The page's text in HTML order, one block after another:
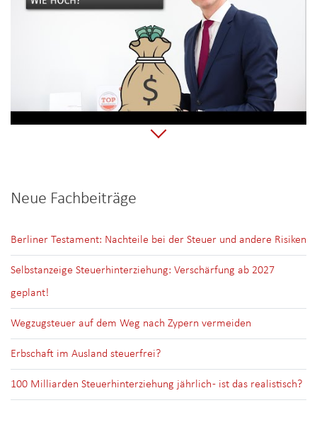
Neue Fachbeiträge
Berliner Testament: Nachteile bei der Steuer und andere Risiken
Selbstanzeige Steuerhinterziehung: Verschärfung ab 2027
geplant!
Wegzugsteuer auf dem Weg nach Zypern vermeiden
Erbschaft im Ausland steuerfrei?
100 Milliarden Steuerhinterziehung jährlich - ist das realistisch?